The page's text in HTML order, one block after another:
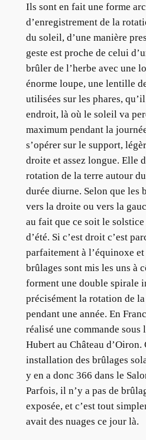
Ils sont en fait une forme
d’enregistrement de la
du soleil, d’une manière
geste est proche de celui
brûler de l’herbe avec une
énorme loupe, une lentille
utilisées sur les phares,
endroit, là où le soleil va
maximum pendant la
s’opérer sur le support,
droite et assez longue. Elle
rotation de la terre autour
durée diurne. Selon que les
vers la droite ou vers la
au fait que ce soit le
d’été. Si c’est droit c’est
parfaitement à l’équinoxe
brûlages sont mis les uns à
forment une double spirale
précisément la rotation de
pendant une année. En
réalisé une commande sous
Hubert au Château d’Oiron.
installation des brûlages
y en a donc 366 dans le
Parfois, il n’y a pas de
exposée, et c’est tout
avait des nuages ce jour là.